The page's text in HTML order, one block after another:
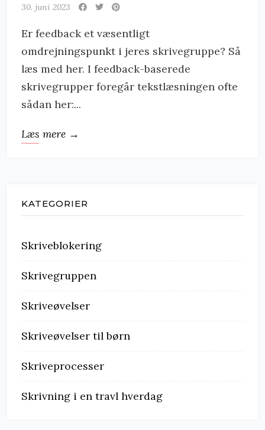
30. juni 2023
Er feedback et væsentligt
omdrejningspunkt i jeres skrivegruppe? Så
læs med her. I feedback-baserede
skrivegrupper foregår tekstlæsningen ofte
sådan her:...
Læs mere →
KATEGORIER
Skriveblokering
Skrivegruppen
Skriveøvelser
Skriveøvelser til børn
Skriveprocesser
Skrivning i en travl hverdag